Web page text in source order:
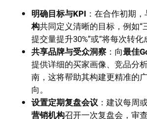
明确目标与KPI ：在合作初期
构共同定义清晰的目标，例如“
提交量提升30%”或“将每次转化
共享品牌与受众洞察 ：向最佳
提供详细的买家画像、竞品分
南，这将帮助其构建更精准的
向。
设置定期复盘会议：建议每周
营销机构召开一次复盘会，审